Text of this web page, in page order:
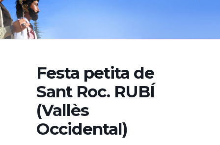
Festa petita de
Sant Roc. RUBÍ
(Vallès
Occidental)